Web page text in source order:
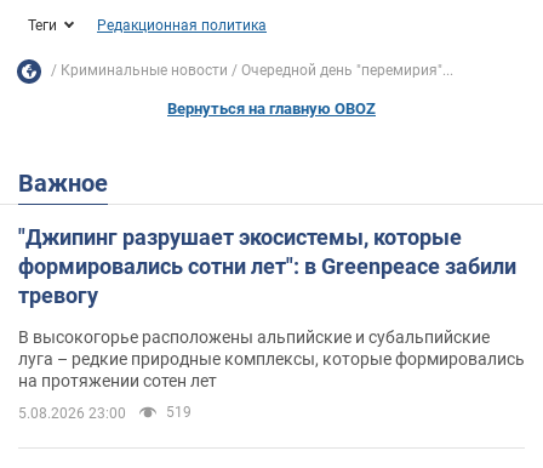
Теги Редакционная политика
Криминальные новости Очередной день "перемирия"...
Вернуться на главную OBOZ
Важное
"Джипинг разрушает экосистемы, которые
формировались сотни лет": в Greenpeace забили
тревогу
В высокогорье расположены альпийские и субальпийские
луга – редкие природные комплексы, которые формировались
на протяжении сотен лет
5.08.2026 23:00 519